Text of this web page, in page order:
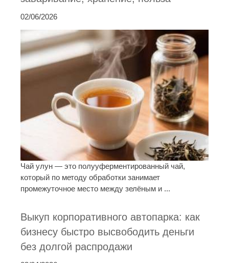
02/06/2026
Чай улун — это полууферментированный чай,
который по методу обработки занимает
промежуточное место между зелёным и ...
Выкуп корпоративного автопарка: как
бизнесу быстро высвободить деньги
без долгой распродажи